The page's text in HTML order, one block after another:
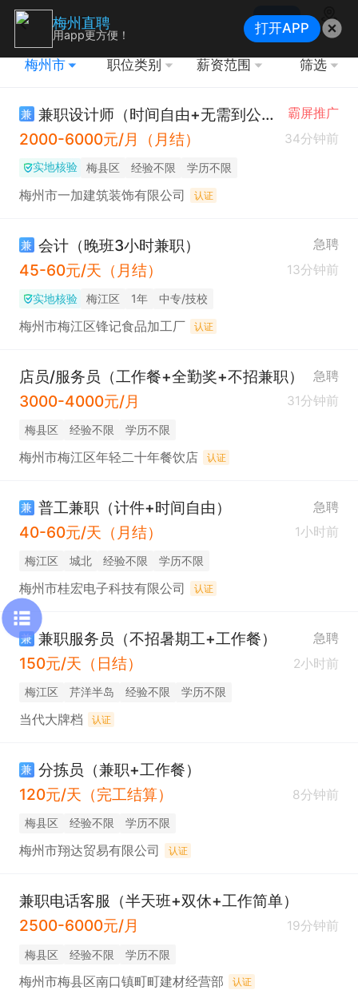
搜索
地图
梅州市 职位类别 薪资范围 筛选
兼 兼职设计师（时间自由+无需到公司） 霸屏推广
2000-6000元/月（月结） 34分钟前
实地核验 梅县区 经验不限 学历不限
梅州市一加建筑装饰有限公司 认证
兼 会计（晚班3小时兼职） 急聘
45-60元/天（月结） 13分钟前
实地核验 梅江区 1年 中专/技校
梅州市梅江区锋记食品加工厂 认证
店员/服务员（工作餐+全勤奖+不招兼职） 急聘
3000-4000元/月 31分钟前
梅县区 经验不限 学历不限
梅州市梅江区年轻二十年餐饮店 认证
兼 普工兼职（计件+时间自由） 急聘
40-60元/天（月结） 1小时前
梅江区 城北 经验不限 学历不限
梅州市桂宏电子科技有限公司 认证
兼 兼职服务员（不招暑期工+工作餐） 急聘
150元/天（日结） 2小时前
梅江区 芹洋半岛 经验不限 学历不限
当代大牌档 认证
兼 分拣员（兼职+工作餐）
120元/天（完工结算）
8分钟前
梅县区 经验不限 学历不限
梅州市翔达贸易有限公司 认证
兼职电话客服（半天班+双休+工作简单）
2500-6000元/月
19分钟前
梅县区 经验不限 学历不限
梅州市梅县区南口镇町町建材经营部 认证
梅州直聘
用app更方便！ 打开APP